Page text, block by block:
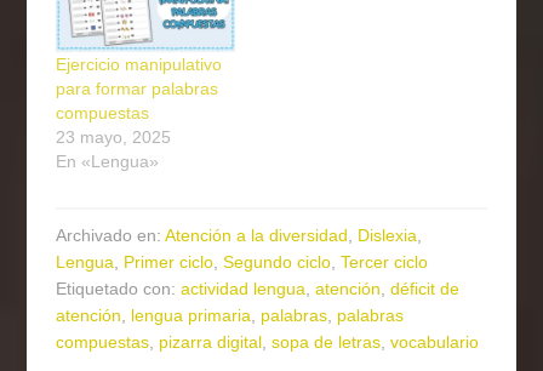
Ejercicio manipulativo
para formar palabras
compuestas
23 mayo, 2025
En «Lengua»
Archivado en:Atención a la diversidad Dislexia
Lengua
Primer ciclo ,Segundo ciclo ,Tercer ciclo
Etiquetado con:actividad lengua ,atención ,déficit de
atención
lengua primaria palabras palabras
compuestas pizarra digital ,sopa de letras ,vocabulario